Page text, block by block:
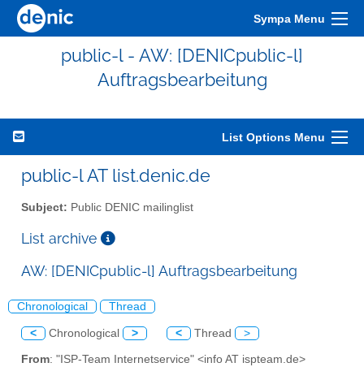
Sympa Menu
public-l - AW: [DENICpublic-l]
Auftragsbearbeitung
List Options Menu
public-l AT list.denic.de
Subject: Public DENIC mailinglist
List archive
AW: [DENICpublic-l] Auftragsbearbeitung
Chronological Thread
< Chronological > < Thread >
From: "ISP-Team Internetservice" <info AT ispteam.de>